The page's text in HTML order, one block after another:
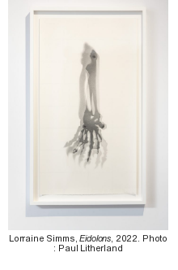
Lorraine Simms,Eidolons , 2022. Photo
: Paul Litherland